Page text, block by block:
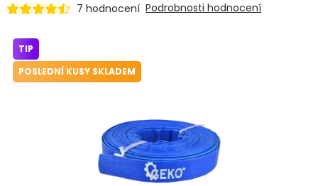
Domácnost
Dětská hřiště
7 hodnocení Podrobnosti hodnocení
TIP
POSLEDNÍ KUSY SKLADEM